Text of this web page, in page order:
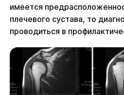
имеется
плечевого сустава, то
проводиться в